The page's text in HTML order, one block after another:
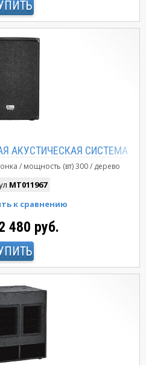
АКУСТИЧЕСКАЯ СИСТЕМА
мощность (вт)300 дерево
MT011967
480 руб.